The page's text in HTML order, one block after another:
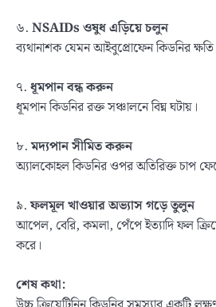
৬. NSAIDs ওষুধ এড়িয়ে চলুন
ব্যথানাশক যেমন আইবুপ্রোফেন কিডনির
৭. ধূমপান বন্ধ করুন
ধূমপান কিডনির রক্ত সঞ্চালনে বিঘ্ন ঘটায়।
৮.মদ্যপান সীমিত করুন
অ্যালকোহল কিডনির ওপর অতিরিক্ত চাপ
৯.ফলমূল খাওয়ার অভ্যাস গড়ে তুলুন
আপেল, বেরি, কমলা, পেঁপে ইত্যাদি ফল
করে।
শেষ কথা: